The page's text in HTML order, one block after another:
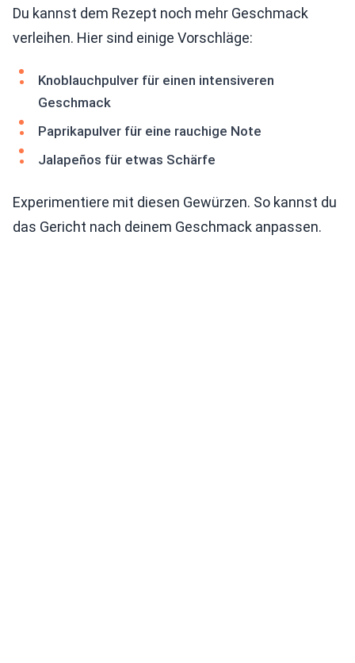
Du kannst dem Rezept noch mehr Geschmack
verleihen. Hier sind einige Vorschläge:
Knoblauchpulver für einen intensiveren
Geschmack
Paprikapulver für eine rauchige Note
Jalapeños für etwas Schärfe
Experimentiere mit diesen Gewürzen. So kannst du
das Gericht nach deinem Geschmack anpassen.